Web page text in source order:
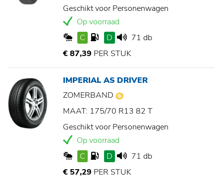
Geschikt voor Personenwagen
Op voorraad
C
D
71 db
€ 87,39 PER STUK
IMPERIAL AS DRIVER
ZOMERBAND
MAAT: 175/70 R13 82 T
Geschikt voor Personenwagen
Op voorraad
C
D
71 db
€ 57,29 PER STUK